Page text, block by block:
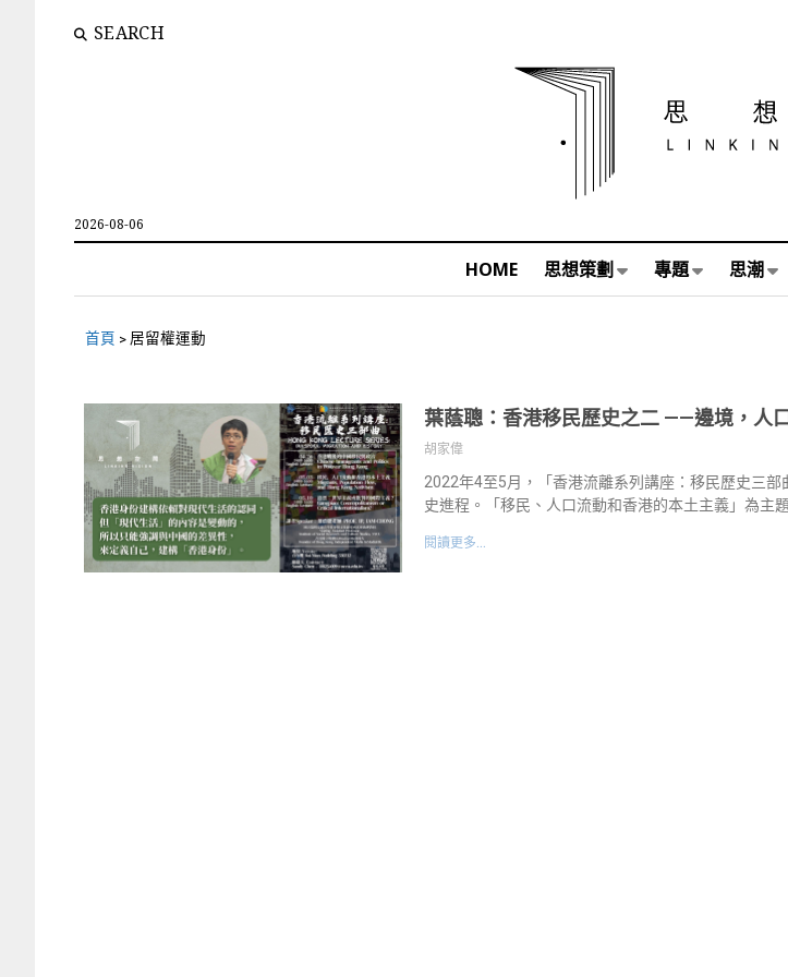
SEARCH
2026-08-06
HOME 思想策劃 專題 思潮
首頁 > 居留權運動
葉蔭聰：香港移民歷史之二 ——邊境，人
胡家偉
2022年4至5月，「香港流離系列講座：移民歷史三
史進程。「移民、人口流動和香港的本土主義」為主
閱讀更多...